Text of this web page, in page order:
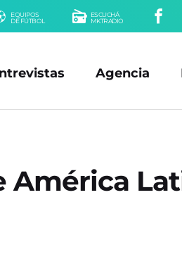
EQUIPOS
DE FÚTBOL
ESCUCHÁ
MKTRADIO
Agencia
América